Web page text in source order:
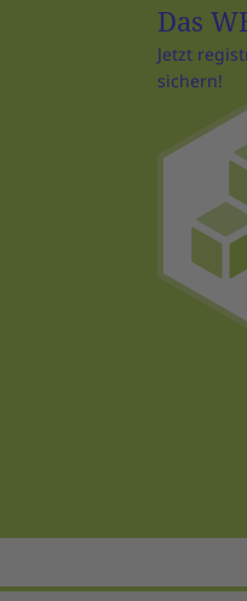
Das
Jetzt
sichern!